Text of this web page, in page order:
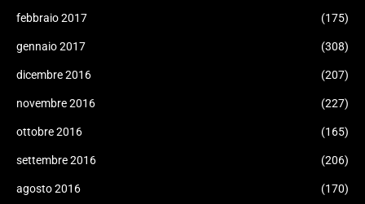
febbraio 2017 (175)
gennaio 2017 (308)
dicembre 2016 (207)
novembre 2016 (227)
ottobre 2016 (165)
settembre 2016 (206)
agosto 2016 (170)